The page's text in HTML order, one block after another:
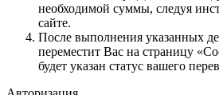
необходимой суммы, следуя
сайте.
После выполнения указанных
переместит Вас на страницу
будет указан статус вашего